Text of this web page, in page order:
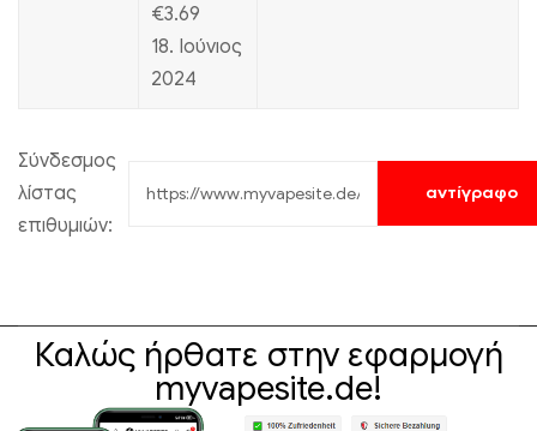
€3.69
18. Ιούνιος
2024
Σύνδεσμος
λίστας
επιθυμιών:
αντίγραφο
Καλώς ήρθατε στην εφαρμογή
myvapesite.de!